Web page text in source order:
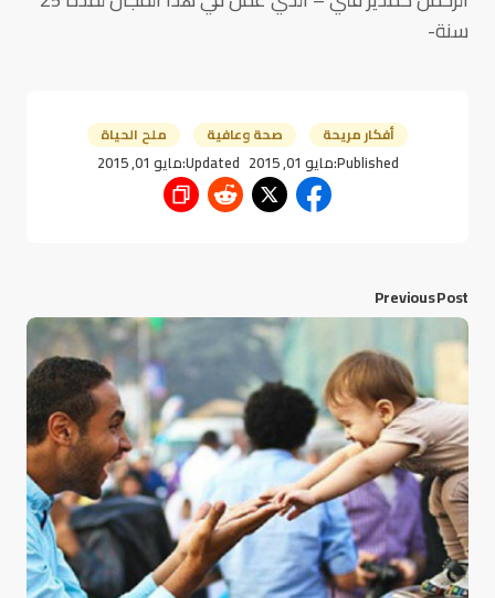
سنة-
أفكار مريحة صحة وعافية ملح الحياة
Published:مايو 01, 2015 Updated:مايو 01, 2015
Previous Post